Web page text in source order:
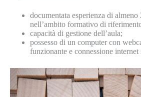
documentata esperienza di almeno
nell’ambito formativo di
capacità di gestione dell’aula;
possesso di un computer con
funzionante e connessione internet